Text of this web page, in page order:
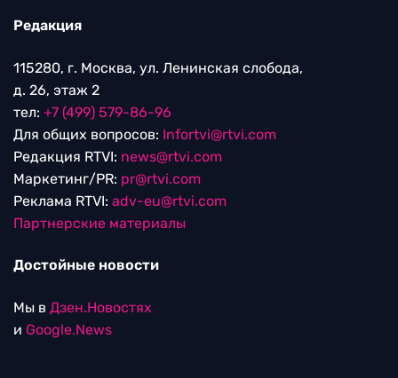
Редакция
115280, г. Москва, ул. Ленинская слобода,
д. 26, этаж 2
тел: +7 (499) 579-86-96
Для общих вопросов: Infortvi@rtvi.com
Редакция RTVI: news@rtvi.com
Маркетинг/PR: pr@rtvi.com
Реклама RTVI: adv-eu@rtvi.com
Партнерские материалы
Достойные новости
Мы в Дзен.Новостях
и Google.News